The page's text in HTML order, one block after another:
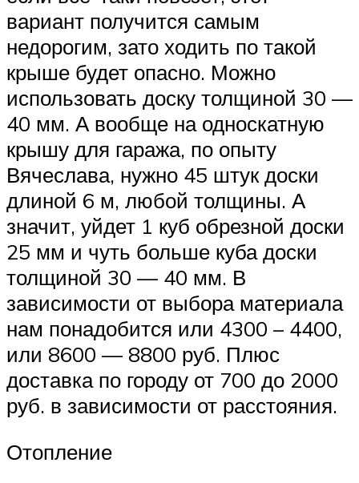
вариант получится самым
недорогим, зато ходить по такой
крыше будет опасно. Можно
использовать доску толщиной 30 —
40 мм. А вообще на односкатную
крышу для гаража, по опыту
Вячеслава, нужно 45 штук доски
длиной 6 м, любой толщины. А
значит, уйдет 1 куб обрезной доски
25 мм и чуть больше куба доски
толщиной 30 — 40 мм. В
зависимости от выбора материала
нам понадобится или 4300 – 4400,
или 8600 — 8800 руб. Плюс
доставка по городу от 700 до 2000
руб. в зависимости от расстояния.
Отопление